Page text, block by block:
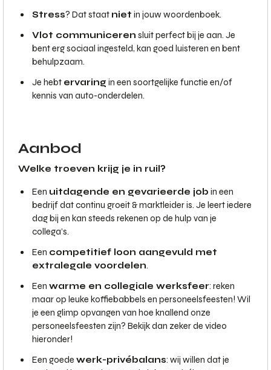
Stress? Dat staat niet in jouw woordenboek.
Vlot communiceren sluit perfect bij je aan. Je
bent erg sociaal ingesteld, kan goed luisteren en bent
behulpzaam.
Je hebt ervaring in een soortgelijke functie en/of
kennis van auto-onderdelen.
Aanbod
Welke troeven krijg je in ruil?
Een uitdagende en gevarieerde job in een
bedrijf dat continu groeit & marktleider is. Je leert iedere
dag bij en kan steeds rekenen op de hulp van je
collega’s.
Een competitief loon aangevuld met
extralegale voordelen.
Een warme en collegiale werksfeer: reken
maar op leuke koffiebabbels en personeelsfeesten! Wil
je een glimp opvangen van hoe knallend onze
personeelsfeesten zijn? Bekijk dan zeker de video
hieronder!
Een goede werk-privébalans: wij willen dat je